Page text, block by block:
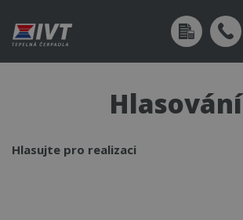
Hlasování
Hlasujte pro realizaci